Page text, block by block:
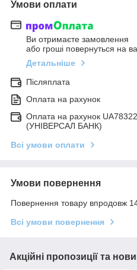
Умови оплати
Ви отримаєте замовлення
або гроші повернуться на
Детальніше
Післяплата
Оплата на рахунок
Оплата на рахунок
(УНІВЕРСАЛ БАНК)
Всі умови оплати
Умови повернення
Повернення товару впродовж
Всі умови повернення
Акційні пропозиції та